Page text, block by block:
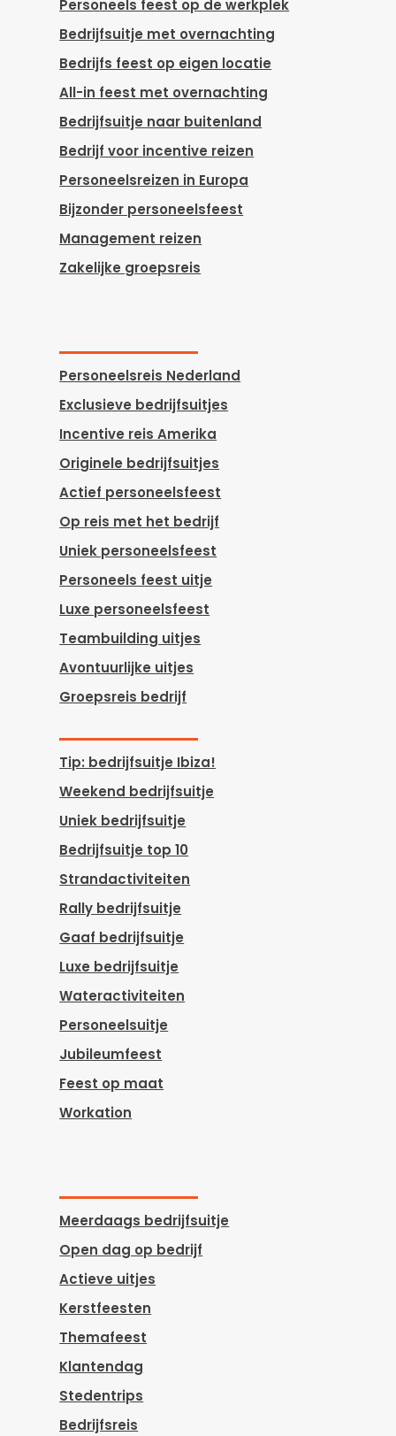
Personeels feest op de werkplek
Bedrijfsuitje met overnachting
Bedrijfs feest op eigen locatie
All-in feest met overnachting
Bedrijfsuitje naar buitenland
Bedrijf voor incentive reizen
Personeelsreizen in Europa
Bijzonder personeelsfeest
Management reizen
Zakelijke groepsreis
Personeelsreis Nederland
Exclusieve bedrijfsuitjes
Incentive reis Amerika
Originele bedrijfsuitjes
Actief personeelsfeest
Op reis met het bedrijf
Uniek personeelsfeest
Personeels feest uitje
Luxe personeelsfeest
Teambuilding uitjes
Avontuurlijke uitjes
Groepsreis bedrijf
Tip: bedrijfsuitje Ibiza!
Weekend bedrijfsuitje
Uniek bedrijfsuitje
Bedrijfsuitje top 10
Strandactiviteiten
Rally bedrijfsuitje
Gaaf bedrijfsuitje
Luxe bedrijfsuitje
Wateractiviteiten
Personeelsuitje
Jubileumfeest
Feest op maat
Workation
Meerdaags bedrijfsuitje
Open dag op bedrijf
Actieve uitjes
Kerstfeesten
Themafeest
Klantendag
Stedentrips
Bedrijfsreis